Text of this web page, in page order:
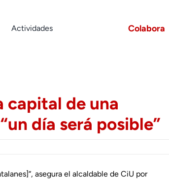
Actividades Colabora
capital de una
día será posible”
asegura el alcaldable de CiU por